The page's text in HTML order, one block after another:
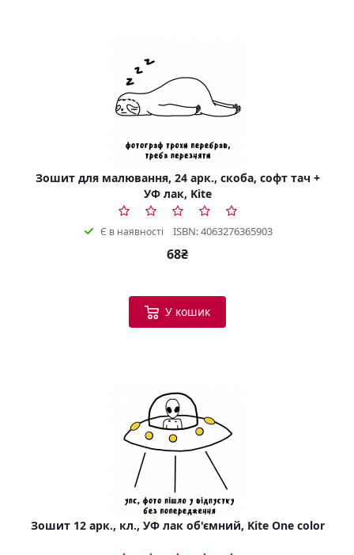
Зошит для малювання, 24 арк., скоба, софт тач +
УФ лак, Kite
Є в наявності ISBN: 4063276365903
68₴
У кошик
Зошит 12 арк., кл., УФ лак об'ємний, Kite One color